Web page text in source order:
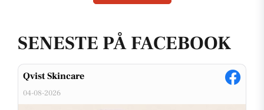
SENESTE PÅ FACEBOOK
Qvist Skincare
04-08-2026